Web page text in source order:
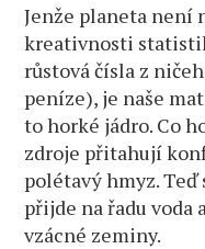
Jenže planeta není
kreativnosti
růstová čísla z
peníze), je naše
to horké jádro. Co
zdroje přitahují
polétavý hmyz.
přijde na řadu voda
vzácné zeminy.